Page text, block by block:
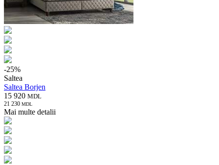
-25%
Saltea
Saltea Borjen
15 920 MDL
21 230 MDL
Mai multe detalii